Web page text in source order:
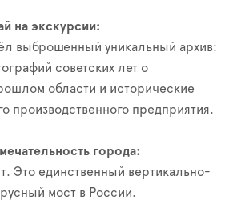
на экскурсии:
выброшенный уникальный архив:
советских лет о
области и исторические
производственного предприятия.
города:
Это единственный вертикально-
мост в России.